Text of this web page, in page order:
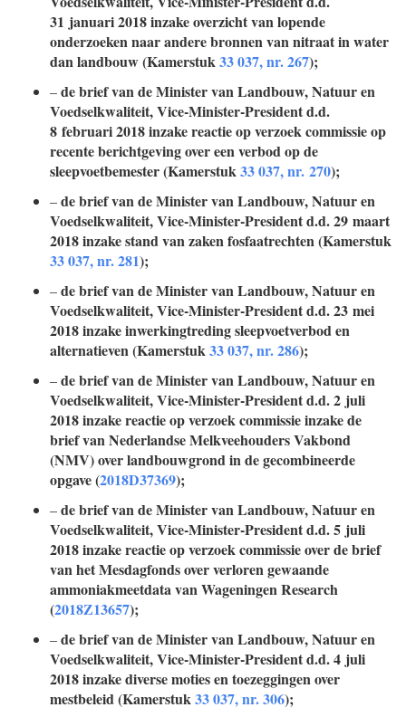
31 januari 2018 inzake overzicht van lopende
onderzoeken naar andere bronnen van nitraat in water
dan landbouw (Kamerstuk33 037, nr. 267);
–de brief van de Minister van Landbouw, Natuur en
Voedselkwaliteit, Vice-Minister-President d.d.
8 februari 2018 inzake reactie op verzoek commissie op
recente berichtgeving over een verbod op de
sleepvoetbemester (Kamerstuk33 037, nr. 270);
–de brief van de Minister van Landbouw, Natuur en
Voedselkwaliteit, Vice-Minister-President d.d. 29 maart
2018 inzake stand van zaken fosfaatrechten (Kamerstuk
33 037, nr. 281);
–de brief van de Minister van Landbouw, Natuur en
Voedselkwaliteit, Vice-Minister-President d.d. 23 mei
2018 inzake inwerkingtreding sleepvoetverbod en
alternatieven (Kamerstuk33 037, nr. 286);
–de brief van de Minister van Landbouw, Natuur en
Voedselkwaliteit, Vice-Minister-President d.d. 2 juli
2018 inzake reactie op verzoek commissie inzake de
brief van Nederlandse Melkveehouders Vakbond
(NMV) over landbouwgrond in de gecombineerde
opgave (2018D37369);
–de brief van de Minister van Landbouw, Natuur en
Voedselkwaliteit, Vice-Minister-President d.d. 5 juli
2018 inzake reactie op verzoek commissie over de brief
van het Mesdagfonds over verloren gewaande
ammoniakmeetdata van Wageningen Research
(2018Z13657);
–de brief van de Minister van Landbouw, Natuur en
Voedselkwaliteit, Vice-Minister-President d.d. 4 juli
2018 inzake diverse moties en toezeggingen over
mestbeleid (Kamerstuk33 037, nr. 306);